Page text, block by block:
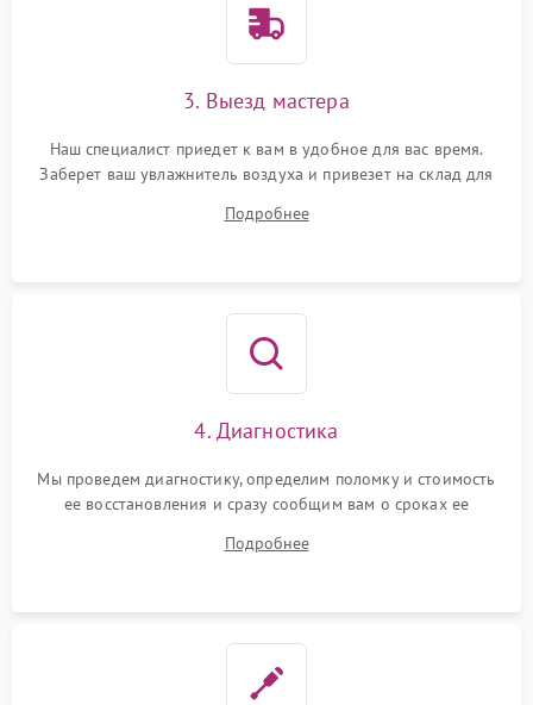
3. Выезд мастера
Наш специалист приедет к вам в удобное для вас время.
Заберет ваш увлажнитель воздуха и привезет на склад для
Подробнее
4. Диагностика
Мы проведем диагностику, определим поломку и стоимость
ее восстановления и сразу сообщим вам о сроках ее
Подробнее